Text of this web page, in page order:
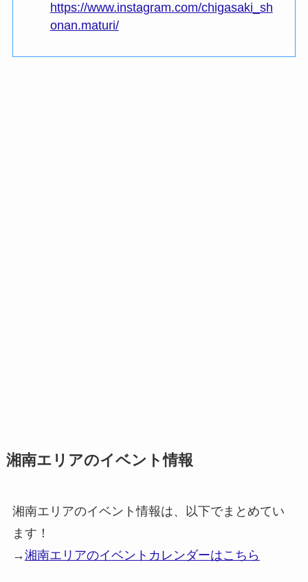
https://www.instagram.com/chigasaki_sh
onan.maturi/
湘南エリアのイベント情報
湘南エリアのイベント情報は、以下でまとめてい
ます！
→湘南エリアのイベントカレンダーはこちら